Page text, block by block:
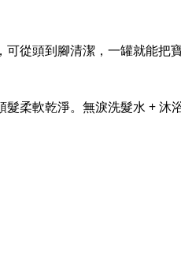
從頭到腳清潔，一罐就能把
柔軟乾淨。無淚洗髮水 + 沐